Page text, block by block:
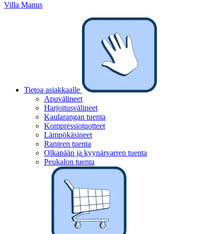
Villa Manus
Tietoa asiakkaalle
Apuvälineet
Harjoitusvälineet
Kaularangan tuenta
Kompressiotuotteet
Lämpökäsineet
Ranteen tuenta
Olkapään ja kyynärvarren tuenta
Peukalon tuenta